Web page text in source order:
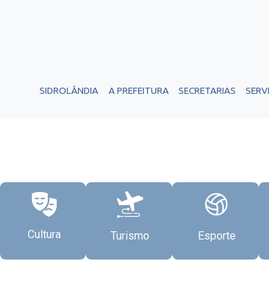
SIDROLÂNDIA A PREFEITURA SECRETARIAS
Cultura Turismo Esporte